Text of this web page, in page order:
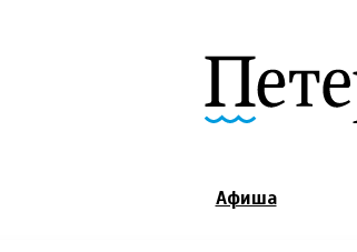
Афиша